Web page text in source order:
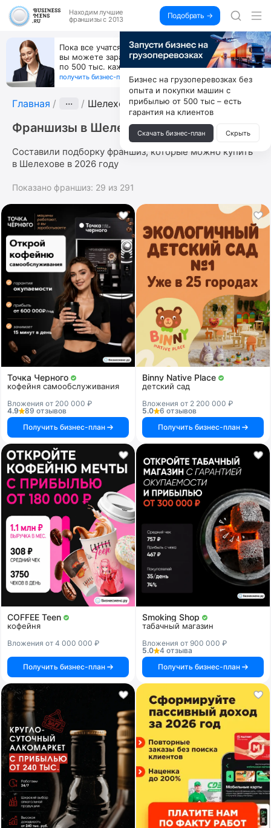
Находим лучшие
франшизы с 2013
Подобрать →
Пока все учатся пользоваться ИИ,
вы можете зарабатывать на их обучении
по 500 тыс. каждый месяц
получить бизнес-план ↓
Главная ··· Шелехов
Франшизы в Шелехове
Составили подборку франшиз, которые можно купить
в Шелехове в 2026 году
Показано франшиз: 29 из 291
Точка Черного
кофейня самообслуживания
Вложения от 200 000 ₽
4.9
89 отзывов
Получить бизнес-план
Binny Native Place
детский сад
Вложения от 2 200 000 ₽
5.0
6 отзывов
Получить бизнес-план
COFFEE Teen
кофейня
Вложения от 4 000 000 ₽
Получить бизнес-план
Smoking Shop
табачный магазин
Вложения от 900 000 ₽
5.0
4 отзыва
Получить бизнес-план
Бизнес на грузоперевозках без
опыта и покупки машин с
прибылью от 500 тыс – есть
гарантия на клиентов
Скачать бизнес-план Скрыть